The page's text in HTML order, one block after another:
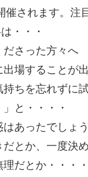
されます。注
・・・
さった方々へ
場することが
ちを忘れずに
と・・・・
あったでしょう
とか、一度決
だとか・・・